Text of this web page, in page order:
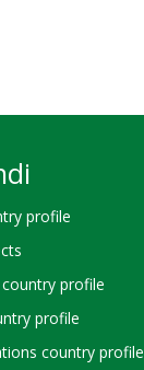
profile
profile
profile
country profile